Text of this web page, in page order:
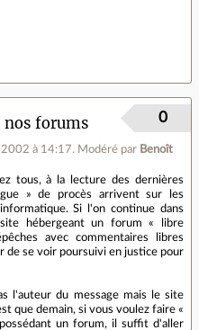
nos forums
2002 à 14:17. Modéré par Benoît
0
tous, à la lecture des dernières
» de procès arrivent sur les
Si l'on continue dans
hébergeant un forum « libre
avec commentaires libres
de se voir poursuivi en justice pour
l'auteur du message mais le site
que demain, si vous voulez faire «
un forum, il suffit d'aller